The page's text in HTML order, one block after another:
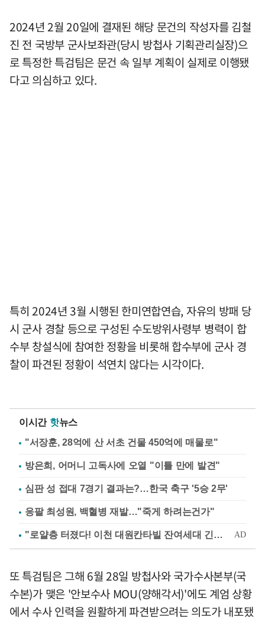
2024년 2월 20일에 결재된 해당 문건의 작성자를 김철
진 전 국방부 군사보좌관(당시 방첩사 기획관리실장)으
로 특정한 특검팀은 문건 속 일부 계획이 실제로 이행됐
다고 의심하고 있다.
특히 2024년 3월 시행된 한미연합연습, 자유의 방패 당
시 군사 경찰 등으로 구성된 수도방위사령부 병력이 합
수부 창설식에 참여한 정황을 비롯해 합수부에 군사 경
찰이 파견된 정황이 석연치 않다는 시각이다.
이시간 핫뉴스
"서장훈, 28억에 산 서초 건물 450억에 매물로"
방은희, 어머니 고독사에 오열 "이틀 만에 발견"
심판 성 접대 7경기 결과는?…한국 축구 '5승 2무'
응팔 최성원, 백혈병 재발…"죽게 하려는건가"
또 특검팀은 그해 6월 28일 방첩사와 국가수사본부(국
수본)가 맺은 '안보수사 MOU(양해각서)'에도 계엄 상황
에서 수사 인력을 원활하게 파견받으려는 의도가 내포됐